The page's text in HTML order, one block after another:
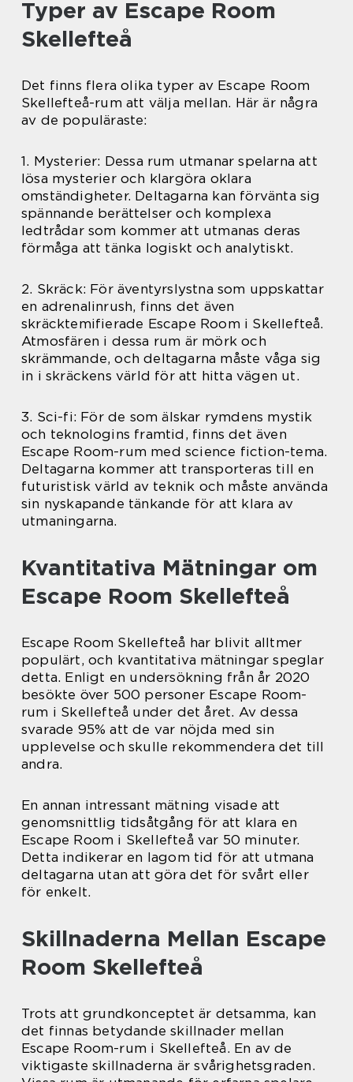
Typer av Escape Room
Skellefteå
Det finns flera olika typer av Escape Room
Skellefteå-rum att välja mellan. Här är några
av de populäraste:
1. Mysterier: Dessa rum utmanar spelarna att
lösa mysterier och klargöra oklara
omständigheter. Deltagarna kan förvänta sig
spännande berättelser och komplexa
ledtrådar som kommer att utmanas deras
förmåga att tänka logiskt och analytiskt.
2. Skräck: För äventyrslystna som uppskattar
en adrenalinrush, finns det även
skräcktemifierade Escape Room i Skellefteå.
Atmosfären i dessa rum är mörk och
skrämmande, och deltagarna måste våga sig
in i skräckens värld för att hitta vägen ut.
3. Sci-fi: För de som älskar rymdens mystik
och teknologins framtid, finns det även
Escape Room-rum med science fiction-tema.
Deltagarna kommer att transporteras till en
futuristisk värld av teknik och måste använda
sin nyskapande tänkande för att klara av
utmaningarna.
Kvantitativa Mätningar om
Escape Room Skellefteå
Escape Room Skellefteå har blivit alltmer
populärt, och kvantitativa mätningar speglar
detta. Enligt en undersökning från år 2020
besökte över 500 personer Escape Room-
rum i Skellefteå under det året. Av dessa
svarade 95% att de var nöjda med sin
upplevelse och skulle rekommendera det till
andra.
En annan intressant mätning visade att
genomsnittlig tidsåtgång för att klara en
Escape Room i Skellefteå var 50 minuter.
Detta indikerar en lagom tid för att utmana
deltagarna utan att göra det för svårt eller
för enkelt.
Skillnaderna Mellan Escape
Room Skellefteå
Trots att grundkonceptet är detsamma, kan
det finnas betydande skillnader mellan
Escape Room-rum i Skellefteå. En av de
viktigaste skillnaderna är svårighetsgraden.